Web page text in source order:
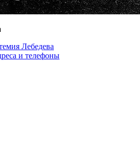
Лебедева
и телефоны